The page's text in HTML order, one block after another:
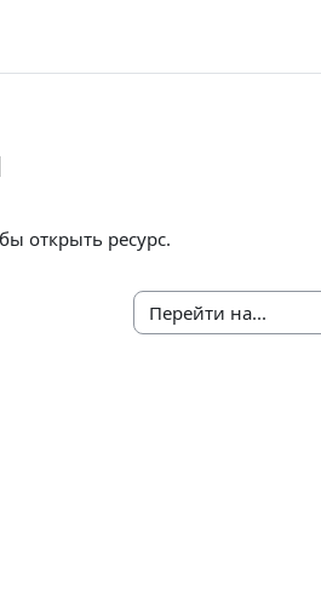
открыть ресурс.
Перейти на...